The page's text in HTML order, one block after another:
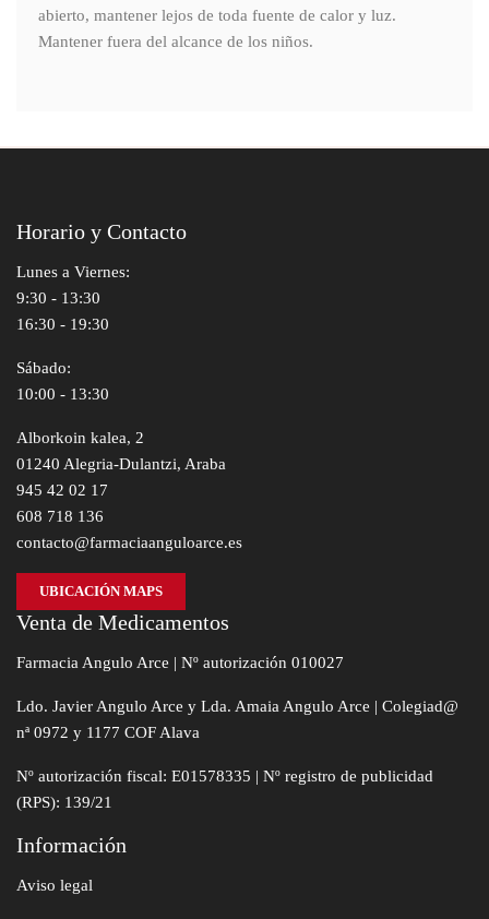
abierto, mantener lejos de toda fuente de calor y luz.
Mantener fuera del alcance de los niños.
Horario y Contacto
Lunes a Viernes:
9:30 - 13:30
16:30 - 19:30
Sábado:
10:00 - 13:30
Alborkoin kalea, 2
01240 Alegria-Dulantzi, Araba
945 42 02 17
608 718 136
contacto@farmaciaanguloarce.es
UBICACIÓN MAPS
Venta de Medicamentos
Farmacia Angulo Arce | Nº autorización 010027
Ldo. Javier Angulo Arce y Lda. Amaia Angulo Arce | Colegiad@
nª 0972 y 1177 COF Alava
Nº autorización fiscal: E01578335 | Nº registro de publicidad
(RPS): 139/21
Información
Aviso legal